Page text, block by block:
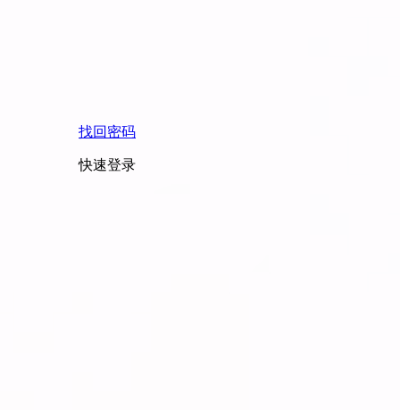
找回密码
快速登录